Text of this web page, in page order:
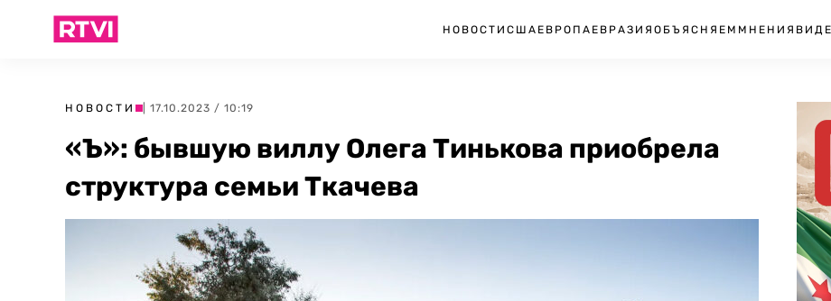
НОВОСТИ США ЕВРОПА ЕВРАЗИЯ ОБЪЯСНЯЕМ МНЕНИЯ
НОВОСТИ | 17.10.2023 / 10:19
«Ъ»: бывшую виллу Олега Тинькова приобрела
структура семьи Ткачева